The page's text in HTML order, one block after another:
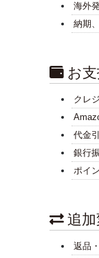
海外
納期
お
クレ
代金
銀行
ポイ
追
返品